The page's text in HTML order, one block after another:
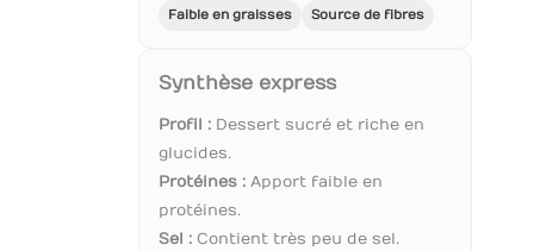
Faible en graisses
Source de fibres
Synthèse express
Profil : Dessert sucré et riche en
glucides.
Protéines : Apport faible en
protéines.
Sel : Contient très peu de sel.